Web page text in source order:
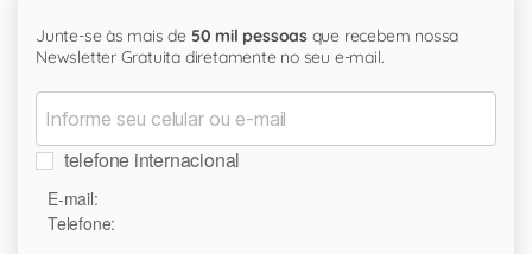
Junte-se às mais de 50 mil pessoasque recebem nossa
Newsletter Gratuita diretamente no seu e-mail.
telefone internacional
E-mail:
Telefone: